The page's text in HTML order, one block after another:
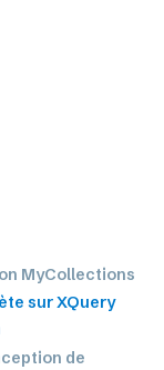
MyCollections
sur XQuery
de